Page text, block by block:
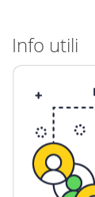
Info utili